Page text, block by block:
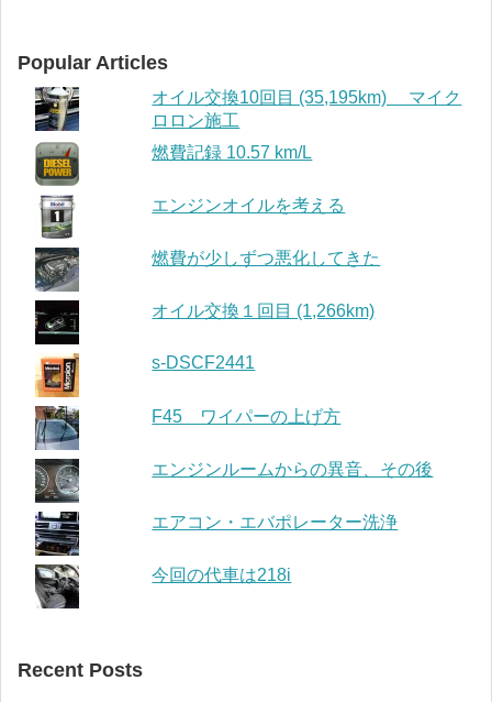
Popular Articles
オイル交換10回目 (35,195km) マイク
ロロン施工
燃費記録 10.57 km/L
エンジンオイルを考える
燃費が少しずつ悪化してきた
オイル交換１回目 (1,266km)
s-DSCF2441
F45 ワイパーの上げ方
エンジンルームからの異音、その後
エアコン・エバポレーター洗浄
今回の代車は218i
Recent Posts